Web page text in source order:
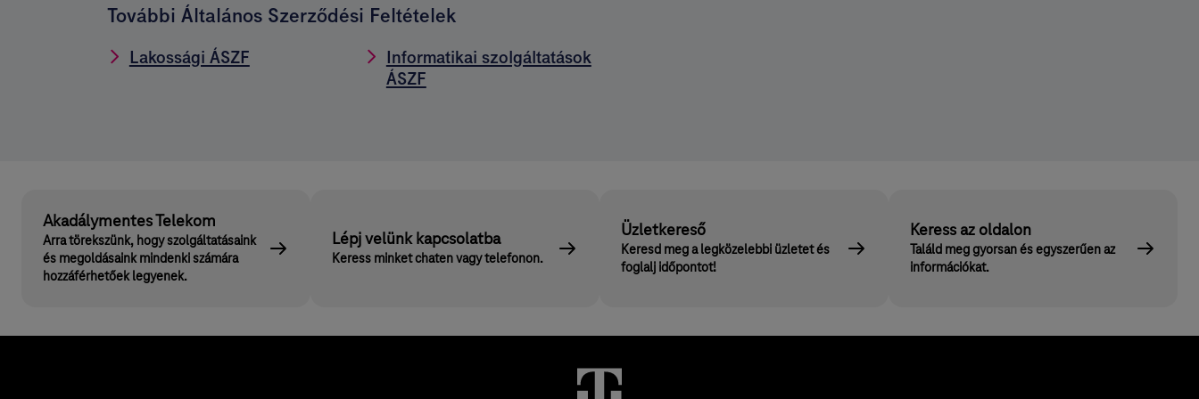
További Általános Szerződési Feltételek
Lakossági ÁSZF
Informatikai szolgáltatások
ÁSZF
Akadálymentes Telekom
Arra törekszünk, hogy szolgáltatásaink
és megoldásaink mindenki számára
hozzáférhetőek legyenek.
Lépj velünk kapcsolatba
Keress minket chaten vagy telefonon.
Üzletkereső
Keresd meg a legközelebbi üzletet és
foglalj időpontot!
Keress az oldalon
Találd meg gyorsan és egyszerűen az
információkat.